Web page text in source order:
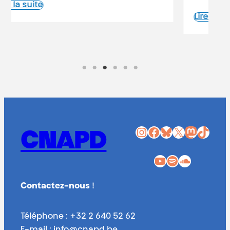
CNAPD InstagramFacebook Bluesky X Mastodon TikTok
YouTube Spotify SoundCloud
Contactez-nous !
Téléphone : +32 2 640 52 62